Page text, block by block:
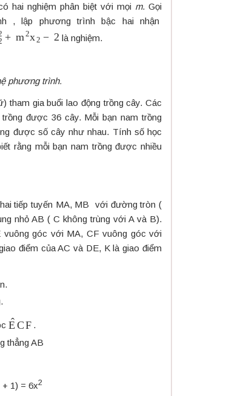
hai nghiệm phân biệt với mọi m. Gọi
, lập phương trình bậc hai nhận
2 2 là nghiệm.
phương trình.
tham gia buổi lao động trồng cây. Các
được 36 cây. Mỗi bạn nam trồng
được số cây như nhau. Tính số học
rằng mỗi bạn nam trồng được nhiều
tiếp tuyến MA, MB với đường tròn (
nhỏ AB ( C không trùng với A và B).
góc với MA, CF vuông góc với
điểm của AC và DE, K là giao điểm
E CF^ .
thẳng AB
+ 1) = 6x2